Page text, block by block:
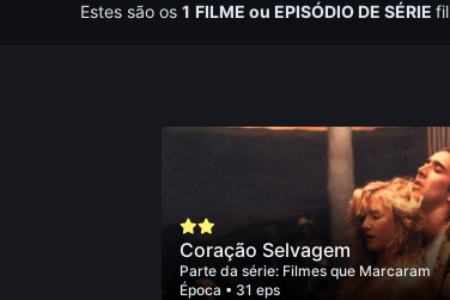
Estes são os1 FILMEou EPISÓDIO DE SÉRIE
Coração Selvagem
Parte da série: Filmes que Marcaram
Época • 31 eps